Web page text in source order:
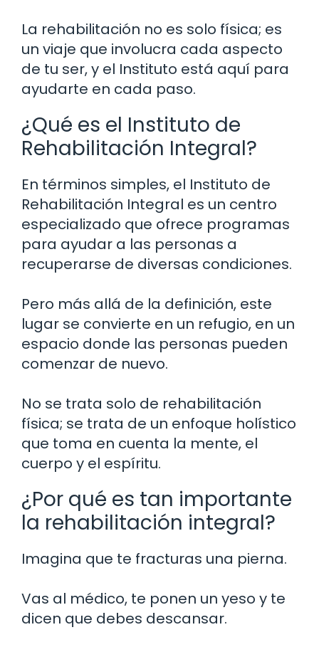
La rehabilitación no es solo física; es
un viaje que involucra cada aspecto
de tu ser, y el Instituto está aquí para
ayudarte en cada paso.
¿Qué es el Instituto de
Rehabilitación Integral?
En términos simples, el Instituto de
Rehabilitación Integral es un centro
especializado que ofrece programas
para ayudar a las personas a
recuperarse de diversas condiciones.
Pero más allá de la definición, este
lugar se convierte en un refugio, en un
espacio donde las personas pueden
comenzar de nuevo.
No se trata solo de rehabilitación
física; se trata de un enfoque holístico
que toma en cuenta la mente, el
cuerpo y el espíritu.
¿Por qué es tan importante
la rehabilitación integral?
Imagina que te fracturas una pierna.
Vas al médico, te ponen un yeso y te
dicen que debes descansar.